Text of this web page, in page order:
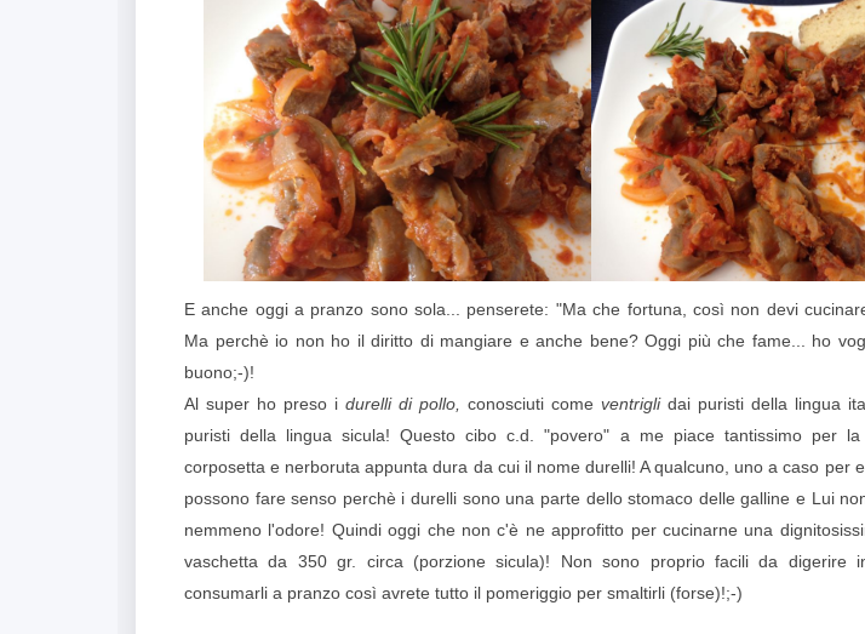
E anche oggi a pranzo sono sola... penserete: "Ma che fortuna, così non devi
Ma perchè io non ho il diritto di mangiare e anche bene? Oggi più che fame... ho
buono;-)!
Al super ho preso i durelli di pollo, conosciuti come ventriglidai puristi della lingua
puristi della lingua sicula! Questo cibo c.d. "povero" a me piace tantissimo per la
corposetta e nerboruta appunta dura da cui il nome durelli! A qualcuno, uno a caso per
possono fare senso perchè i durelli sono una parte dello stomaco delle galline e Lui
nemmeno l'odore! Quindi oggi che non c'è ne approfitto per cucinarne una
vaschetta da 350 gr. circa (porzione sicula)! Non sono proprio facili da digerire
consumarli a pranzo così avrete tutto il pomeriggio per smaltirli (forse)!;-)